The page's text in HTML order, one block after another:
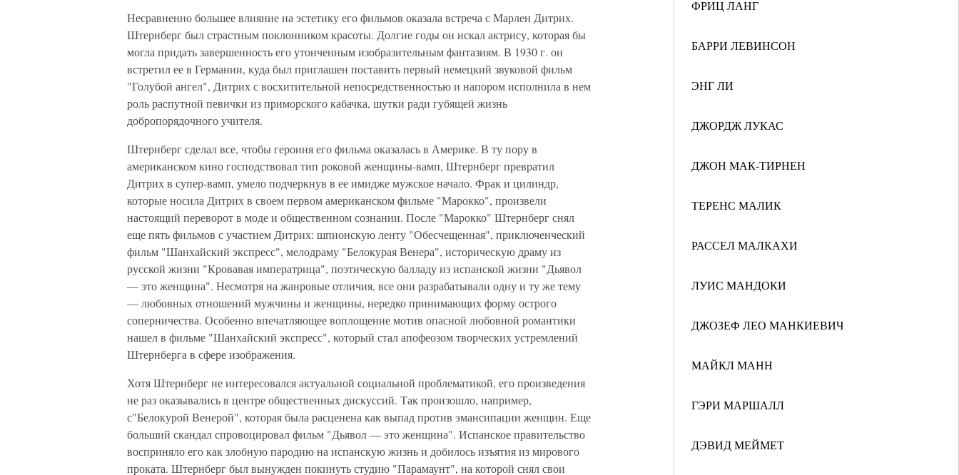
ФРИЦ ЛАНГ
БАРРИ ЛЕВИНСОН
ЭНГ ЛИ
ДЖОРДЖ ЛУКАС
ДЖОН МАК-ТИРНЕН
ТЕРЕНС МАЛИК
РАССЕЛ МАЛКАХИ
ЛУИС МАНДОКИ
ДЖОЗЕФ ЛЕО МАНКИЕВИЧ
МАЙКЛ МАНН
ГЭРИ МАРШАЛЛ
ДЭВИД МЕЙМЕТ
Несравненно большее влияние на эстетику его фильмов оказала встреча с Марлен Дитрих.
Штернберг был страстным поклонником красоты. Долгие годы он искал актрису, которая бы
могла придать завершенность его утонченным изобразительным фантазиям. В 1930 г. он
встретил ее в Германии, куда был приглашен поставить первый немецкий звуковой фильм
"Голубой ангел", Дитрих с восхитительной непосредственностью и напором исполнила в нем
роль распутной певички из приморского кабачка, шутки ради губящей жизнь
добропорядочного учителя.
Штернберг сделал все, чтобы героиня его фильма оказалась в Америке. В ту пору в
американском кино господствовал тип роковой женщины-вамп, Штернберг превратил
Дитрих в супер-вамп, умело подчеркнув в ее имидже мужское начало. Фрак и цилиндр,
которые носила Дитрих в своем первом американском фильме "Марокко", произвели
настоящий переворот в моде и общественном сознании. После "Марокко" Штернберг снял
еще пять фильмов с участием Дитрих: шпионскую ленту "Обесчещенная", приключенческий
фильм "Шанхайский экспресс", мелодраму "Белокурая Венера", историческую драму из
русской жизни "Кровавая императрица", поэтическую балладу из испанской жизни "Дьявол
— это женщина". Несмотря на жанровые отличия, все они разрабатывали одну и ту же тему
— любовных отношений мужчины и женщины, нередко принимающих форму острого
соперничества. Особенно впечатляющее воплощение мотив опасной любовной романтики
нашел в фильме "Шанхайский экспресс", который стал апофеозом творческих устремлений
Штернберга в сфере изображения.
Хотя Штернберг не интересовался актуальной социальной проблематикой, его произведения
не раз оказывались в центре общественных дискуссий. Так произошло, например,
с"Белокурой Венерой", которая была расценена как выпад против эмансипации женщин. Еще
больший скандал спровоцировал фильм "Дьявол — это женщина". Испанское правительство
восприняло его как злобную пародию на испанскую жизнь и добилось изъятия из мирового
проката. Штернберг был вынужден покинуть студию "Парамаунт", на которой снял свои